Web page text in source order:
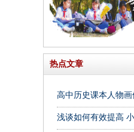
热点文章
高中历史课本人物画
浅谈如何有效提高